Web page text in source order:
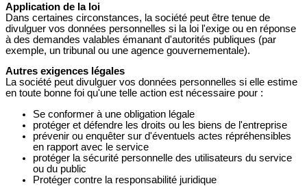
Application de la loi
Dans certaines circonstances, la société peut être tenue de
divulguer vos données personnelles si la loi l'exige ou en réponse
à des demandes valables émanant d'autorités publiques (par
exemple, un tribunal ou une agence gouvernementale).
Autres exigences légales
La société peut divulguer vos données personnelles si elle estime
en toute bonne foi qu'une telle action est nécessaire pour :
Se conformer à une obligation légale
protéger et défendre les droits ou les biens de l'entreprise
prévenir ou enquêter sur d'éventuels actes répréhensibles
en rapport avec le service
protéger la sécurité personnelle des utilisateurs du service
ou du public
Protéger contre la responsabilité juridique